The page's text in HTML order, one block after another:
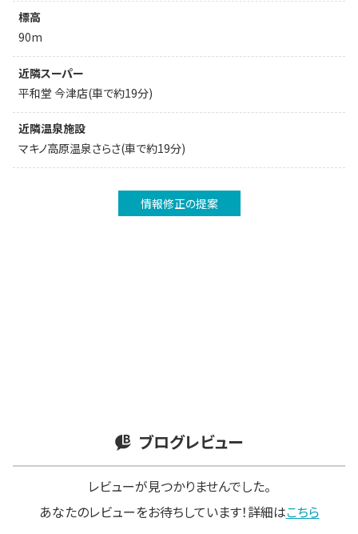
標高
90m
近隣スーパー
平和堂 今津店(車で約19分)
近隣温泉施設
マキノ高原温泉さらさ(車で約19分)
情報修正の提案
ブログレビュー
レビューが見つかりませんでした。
あなたのレビューをお待ちしています！詳細はこちら